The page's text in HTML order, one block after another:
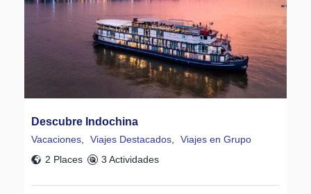
Descubre Indochina
Vacaciones Viajes Destacados
Viajes en Grupo
2 Places
3 Actividades